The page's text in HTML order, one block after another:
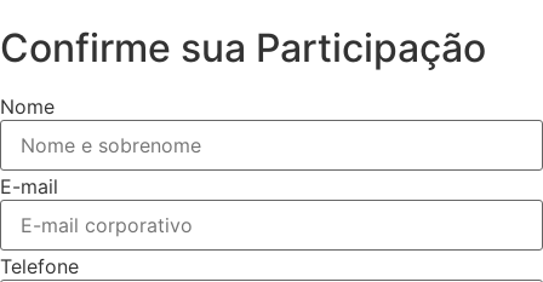
Confirme sua Participação
Nome
E-mail
Telefone